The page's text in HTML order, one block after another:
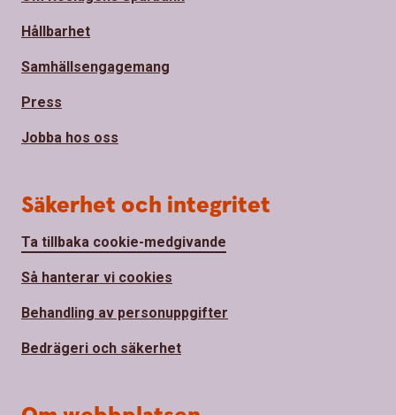
Hållbarhet
Samhällsengagemang
Press
Jobba hos oss
Säkerhet och integritet
Ta tillbaka cookie-medgivande
Så hanterar vi cookies
Behandling av personuppgifter
Bedrägeri och säkerhet